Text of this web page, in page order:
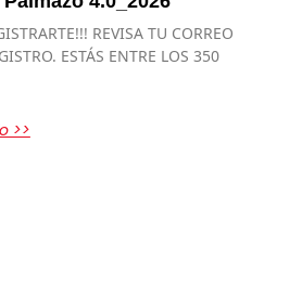
REVISA TU CORREO
ESTÁS ENTRE LOS 350
>>